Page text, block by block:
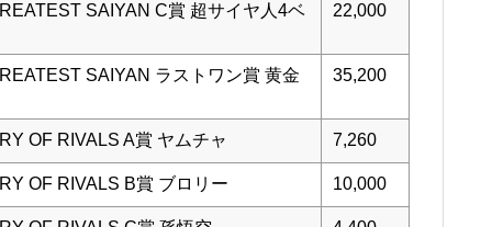
SAIYAN C賞 超サイヤ人4ベ 22,000
SAIYAN ラストワン賞 黄金 35,200
OF RIVALS A賞 ヤムチャ 7,260
OF RIVALS B賞 ブロリー 10,000